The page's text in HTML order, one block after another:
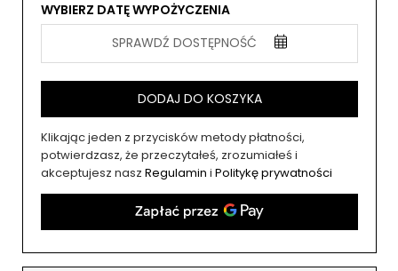
WYBIERZ DATĘ WYPOŻYCZENIA
SPRAWDŹ DOSTĘPNOŚĆ
DODAJ DO KOSZYKA
Klikając jeden z przycisków metody płatności,
potwierdzasz, że przeczytałeś, zrozumiałeś i
akceptujesz nasz Regulamin i Politykę prywatności